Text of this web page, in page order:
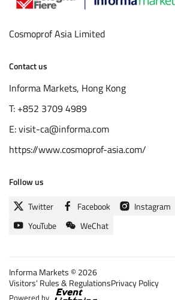
​Cosmoprof Asia Limited
Contact us
Informa Markets, Hong Kong
T: +852 3709 4989
E: visit-ca@informa.com
https://www.cosmoprof-asia.com/
Follow us
Twitter
Facebook Instagram
YouTube
WeChat
Copyright
Informa Markets © 2026
Visitors' Rules & RegulationsPrivacy Policy
Powered by